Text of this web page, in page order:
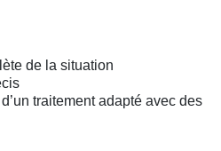
de la situation
traitement adapté avec des